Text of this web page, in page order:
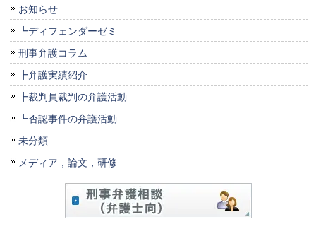
お知らせ
┗ディフェンダーゼミ
刑事弁護コラム
┣弁護実績紹介
┣裁判員裁判の弁護活動
┗否認事件の弁護活動
未分類
メディア，論文，研修